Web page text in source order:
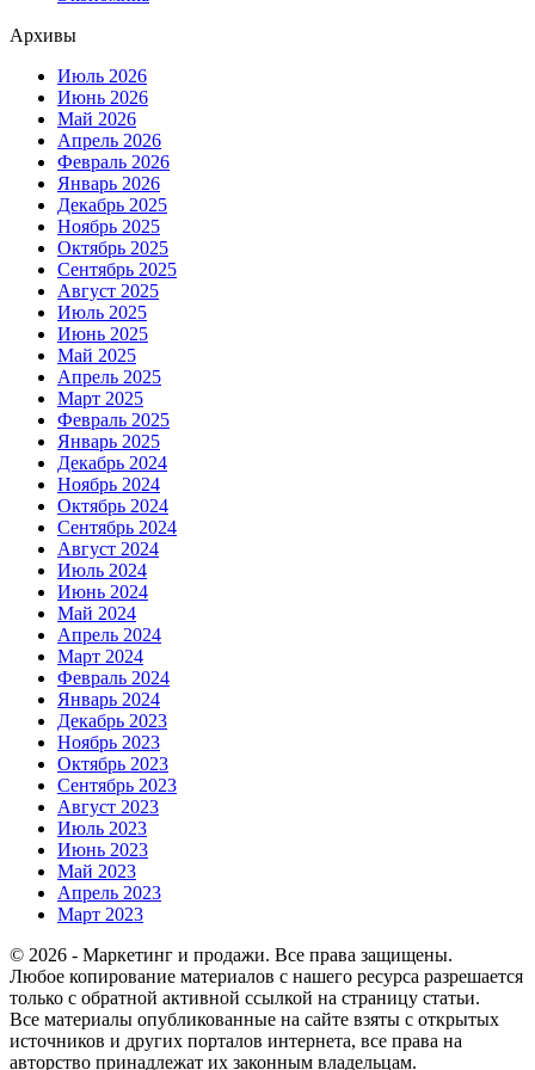
Архивы
Июль 2026
Июнь 2026
Май 2026
Апрель 2026
Февраль 2026
Январь 2026
Декабрь 2025
Ноябрь 2025
Октябрь 2025
Сентябрь 2025
Август 2025
Июль 2025
Июнь 2025
Май 2025
Апрель 2025
Март 2025
Февраль 2025
Январь 2025
Декабрь 2024
Ноябрь 2024
Октябрь 2024
Сентябрь 2024
Август 2024
Июль 2024
Июнь 2024
Май 2024
Апрель 2024
Март 2024
Февраль 2024
Январь 2024
Декабрь 2023
Ноябрь 2023
Октябрь 2023
Сентябрь 2023
Август 2023
Июль 2023
Июнь 2023
Май 2023
Апрель 2023
Март 2023
© 2026 - Маркетинг и продажи. Все права защищены.
Любое копирование материалов с нашего ресурса разрешается
только с обратной активной ссылкой на страницу статьи.
Все материалы опубликованные на сайте взяты с открытых
источников и других порталов интернета, все права на
авторство принадлежат их законным владельцам.